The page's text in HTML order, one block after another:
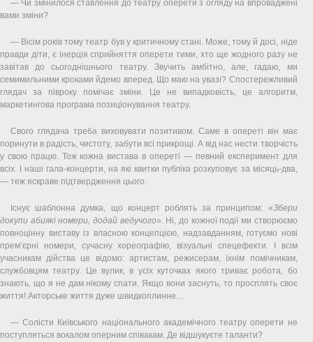
— Чи змінилося ставлення до театру оперети з огляду на впроваджені
вами зміни?
— Вісім років тому театр був у критичному стані. Може, тому й досі, ніде
правди діти, є інерція сприйняття оперети тими, хто ще жодного разу не
завітав до сьогоднішнього театру. Звучить амбітно, але, гадаю, ми
семимильними кроками йдемо вперед. Що маю на увазі? Спостережливий
глядач за півроку помічає зміни. Це не випадковість, це алгоритм,
маркетингова програма позиціонування театру.
Свого глядача треба виховувати позитивом. Саме в опереті він має
поринути в радість, чистоту, забути всі прикрощі. А від нас нести творчість
у свою працю. Тож кожна вистава в опереті — певний експеримент для
всіх. І наші гала-концерти, на які квитки публіка розкуповує за місяць-два,
— теж яскраве підтвердження цього.
Існує шаблонна думка, що концерт роблять за принципом: «Збери
докупи абиякі номери, додай ведучого». Ні, до кожної події ми створюємо
повноцінну виставу із власною концепцією, надзавданням, готуємо нові
прем’єрні номери, сучасну хореографію, візуальні спецефекти. І всім
учасникам дійства це відомо: артистам, режисерам, їхнім помічникам,
службовцям театру. Це вулик, в усіх куточках якого триває робота, бо
знають, що я не дам нікому спати. Якщо вони заснуть, то просплять своє
життя! Акторське життя дуже швидкоплинне…
— Солісти Київського національного академічного театру оперети не
поступляться вокалом оперним співакам. Де відшукуєте таланти?